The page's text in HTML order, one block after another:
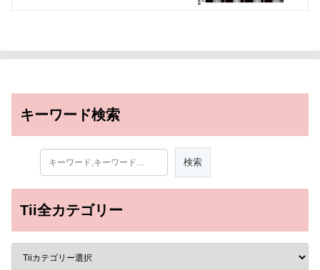
キーワード検索
Tii全カテゴリー